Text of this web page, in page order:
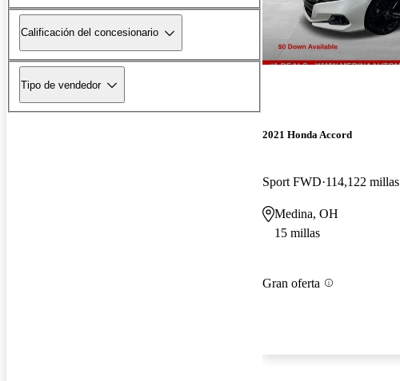
Calificación del concesionario
Tipo de vendedor
2021 Honda Accord
Sport FWD 114,122 millas
Medina, OH
15 millas
Gran oferta